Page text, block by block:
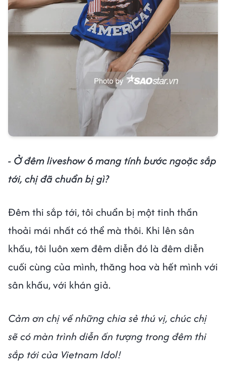
- Ở đêm liveshow 6 mang tính bước ngoặc sắp
tới, chị đã chuẩn bị gì?
Đêm thi sắp tới, tôi chuẩn bị một tinh thần
thoải mái nhất có thể mà thôi. Khi lên sân
khấu, tôi luôn xem đêm diễn đó là đêm diễn
cuối cùng của mình, thăng hoa và hết mình với
sân khấu, với khán giả.
Cảm ơn chị về những chia sẻ thú vị, chúc chị
sẽ có màn trình diễn ấn tượng trong đêm thi
sắp tới của Vietnam Idol!